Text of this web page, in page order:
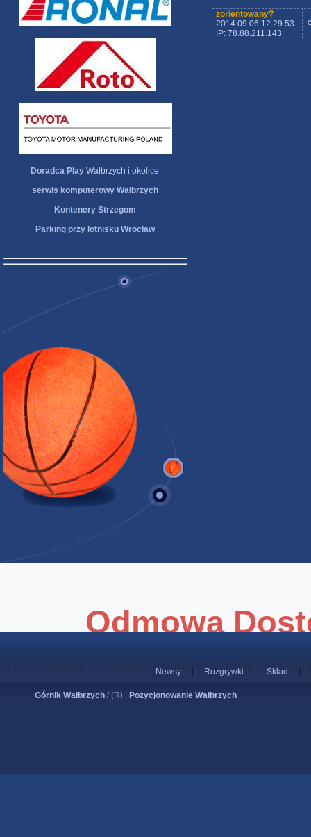
Doradca Play Wałbrzych i okolice
serwis komputerowy Wałbrzych
Kontenery Strzegom
Parking przy lotnisku Wrocław
zorientowany?
2014.09.06 12:29:53
IP: 78.88.211.143
Newsy Rozgrywki Skład
Górnik Wałbrzych / (R) ; Pozycjonowanie Wałbrzych